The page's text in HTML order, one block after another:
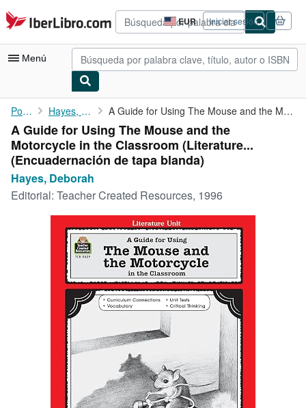
Pasar al contenido principal
IberLibro.com EUR
Preferencias
de
compra
del
Iniciar sesión
Menú
Mi cuenta
Consultar mis pedidos
Búsqueda avanzada
Colecciones
Arte y coleccionismo
Comenzar a vender
CERRAR
Portada Hayes, Deborah A Guide for Using The Mouse and the Motorcycle in the Classroom ...
A Guide for Using The Mouse and the
Motorcycle in the Classroom (Literature...
(Encuadernación de tapa blanda)
Hayes, Deborah
Editorial: Teacher Created Resources, 1996